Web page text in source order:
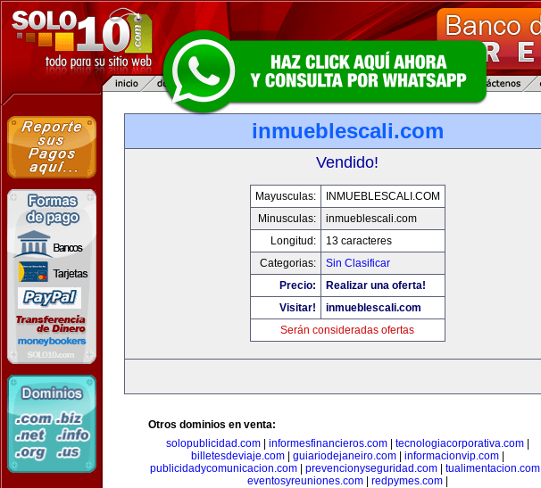
inmueblescali.com
Vendido!
Mayusculas:
INMUEBLESCALI.COM
Minusculas:
inmueblescali.com
Longitud:
13 caracteres
Categorias:
Sin Clasificar
Precio:
Realizar una oferta!
Visitar!
inmueblescali.com
Serán consideradas ofertas
Otros dominios en venta:
solopublicidad.com| informesfinancieros.com| tecnologiacorporativa.com|
billetesdeviaje.com| guiariodejaneiro.com| informacionvip.com|
publicidadycomunicacion.com| prevencionyseguridad.com| tualimentacion.com|
eventosyreuniones.com| redpymes.com|